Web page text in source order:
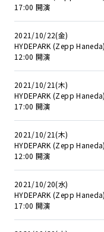
17:00 開演
2021/10/22(金)
HYDEPARK (Zepp Haneda)
12:00 開演
2021/10/21(木)
HYDEPARK (Zepp Haneda)
17:00 開演
2021/10/21(木)
HYDEPARK (Zepp Haneda)
12:00 開演
2021/10/20(水)
HYDEPARK (Zepp Haneda)
17:00 開演